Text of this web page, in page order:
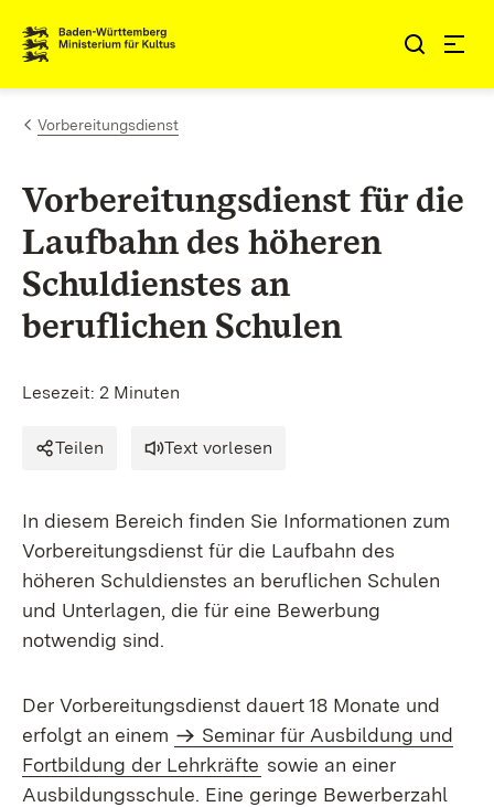
Zum Inhalt springen
Link zur Startseite
Vorbereitungsdienst
Vorbereitungsdienst für die
Laufbahn des höheren
Schuldienstes an
beruflichen Schulen
Lesezeit: 2 Minuten
Teilen Text vorlesen
In diesem Bereich finden Sie Informationen zum
Vorbereitungsdienst für die Laufbahn des
höheren Schuldienstes an beruflichen Schulen
und Unterlagen, die für eine Bewerbung
notwendig sind.
Der Vorbereitungsdienst dauert 18 Monate und
erfolgt an einem
Seminar für Ausbildung und
Fortbildung der Lehrkräfte sowie an einer
Ausbildungsschule. Eine geringe Bewerberzahl